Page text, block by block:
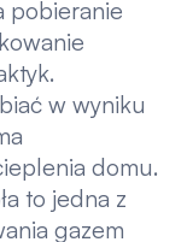
pobieranie
w wyniku
domu.
to jedna z
gazem